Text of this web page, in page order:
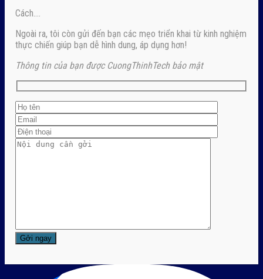
Cách….
Ngoài ra, tôi còn gửi đến bạn các mẹo triển khai từ kinh nghiệm
thực chiến giúp bạn dễ hình dung, áp dụng hơn!
Thông tin của bạn được CuongThinhTech bảo mật